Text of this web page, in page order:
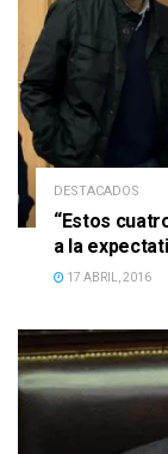
DESTACADOS
“Estos
a la
17 ABRIL, 2016